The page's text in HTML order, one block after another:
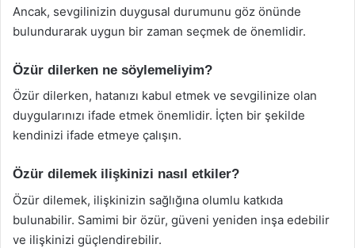
Ancak, sevgilinizin duygusal durumunu göz önünde
bulundurarak uygun bir zaman seçmek de önemlidir.
Özür dilerken ne söylemeliyim?
Özür dilerken, hatanızı kabul etmek ve sevgilinize olan
duygularınızı ifade etmek önemlidir. İçten bir şekilde
kendinizi ifade etmeye çalışın.
Özür dilemek ilişkinizi nasıl etkiler?
Özür dilemek, ilişkinizin sağlığına olumlu katkıda
bulunabilir. Samimi bir özür, güveni yeniden inşa edebilir
ve ilişkinizi güçlendirebilir.